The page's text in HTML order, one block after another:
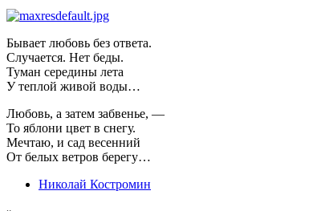
Бывает любовь без ответа.
Случается. Нет беды.
Туман середины лета
У теплой живой воды…
Любовь, а затем забвенье, —
То яблони цвет в снегу.
Мечтаю, и сад весенний
От белых ветров берегу…­
Николай Костромин